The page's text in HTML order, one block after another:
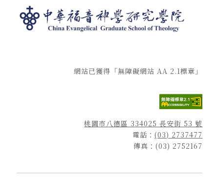
網站已獲得「無障礙網站 AA 2.1標章」
桃園市八德區 334025 長安街 53 號
電話：(03) 2737477
傳真：(03) 2752167